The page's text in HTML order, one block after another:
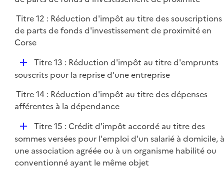
Titre 12 : Réduction d'impôt au titre des souscriptions
de parts de fonds d'investissement de proximité en
Corse
D
é
l
i
Titre 13 : Réduction d'impôt au titre d'emprunts
souscrits pour la reprise d'une entreprise
Titre 14 : Réduction d'impôt au titre des dépenses
afférentes à la dépendance
D
é
p
l
Titre 15 : Crédit d'impôt accordé au titre des
sommes versées pour l'emploi d'un salarié à domicile, à
une association agréée ou à un organisme habilité ou
conventionné ayant le même objet